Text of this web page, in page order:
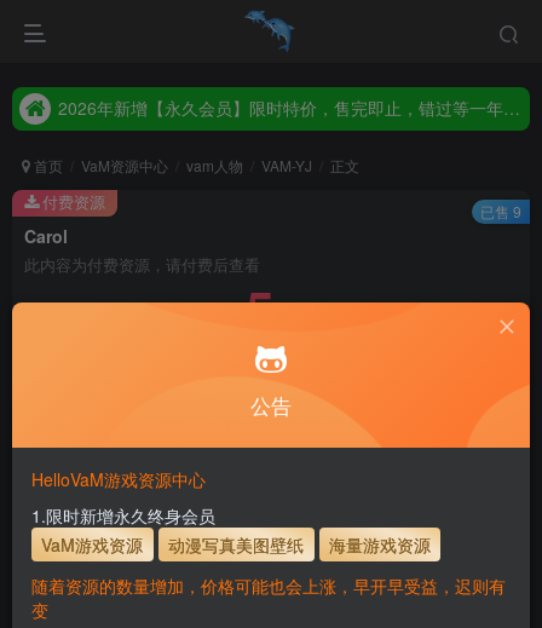
2026年新增【永久会员】限时特价，售完即止，错过等一年！！！
2026年新增【永久会员】限时特价，售完即止，错过等一年！！！
首页 VaM资源中心 vam人物 VAM-YJ 正文
Carol
此内容为付费资源，请付费后查看
5
立即购买
主流网盘——高速下载
支付页面打不开或支付后不跳转请联系QQ：3317425885
使用方法
解压后，放进文件夹AddonPackages即可，更多请看本
付费资源 已售 9
公告
HelloVaM游戏资源中心
1.限时新增永久终身会员
VaM游戏资源
动漫写真美图壁纸
海量游戏资源
随着资源的数量增加，价格可能也会上涨，早开早受益，迟则有
变